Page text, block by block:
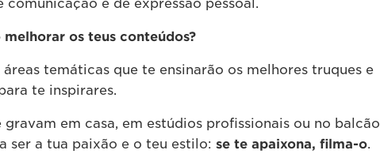
e de expressão pessoal.
os teus conteúdos?
temáticas que te ensinarão os melhores truques e
te inspirares.
em casa, em estúdios profissionais ou no balcão
ser a tua paixão e o teu estilo:se te apaixona, filma-o.